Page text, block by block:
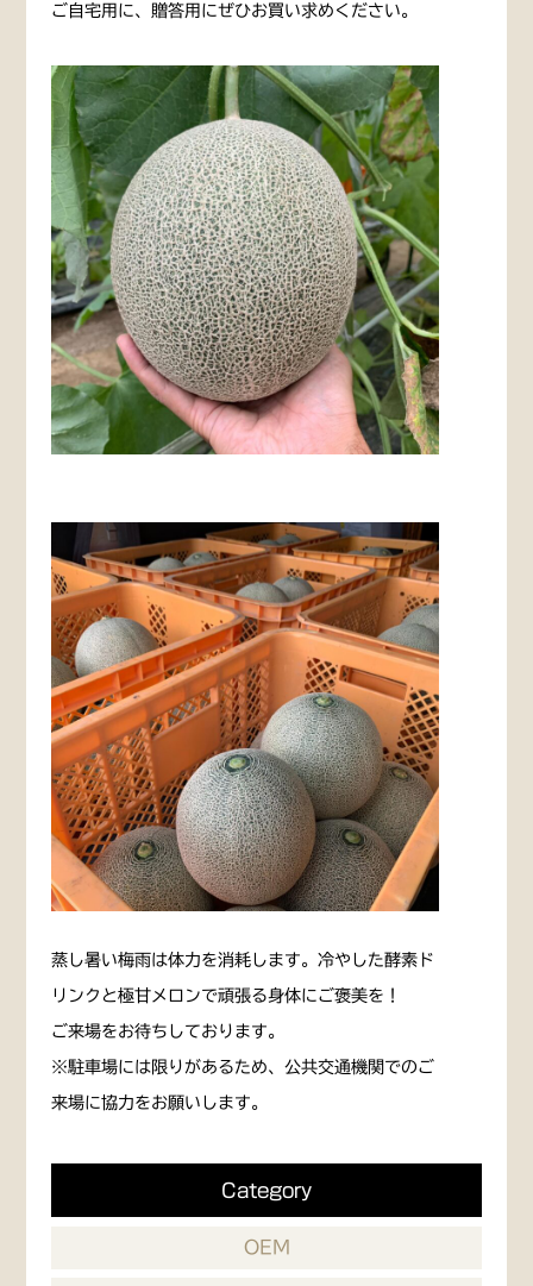
ご自宅用に、贈答用にぜひお買い求めください。
蒸し暑い梅雨は体力を消耗します。冷やした酵素ド
リンクと極甘メロンで頑張る身体にご褒美を！
ご来場をお待ちしております。
※駐車場には限りがあるため、公共交通機関でのご
来場に協力をお願いします。
Category
OEM